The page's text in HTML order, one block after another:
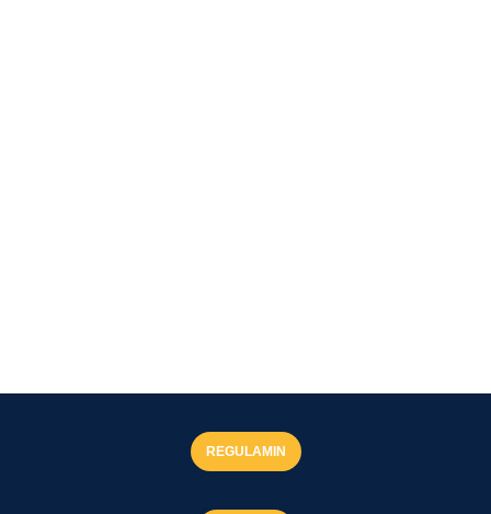
REGULAMIN